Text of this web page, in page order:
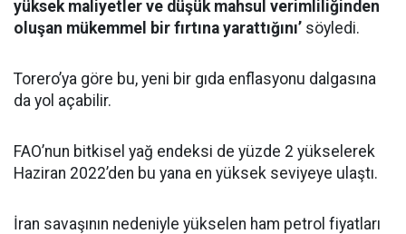
yüksek maliyetler ve düşük mahsul verimliliğinden
oluşan mükemmel bir fırtına yarattığını’ söyledi.
Torero’ya göre bu, yeni bir gıda enflasyonu dalgasına
da yol açabilir.
FAO’nun bitkisel yağ endeksi de yüzde 2 yükselerek
Haziran 2022’den bu yana en yüksek seviyeye ulaştı.
İran savaşının nedeniyle yükselen ham petrol fiyatları